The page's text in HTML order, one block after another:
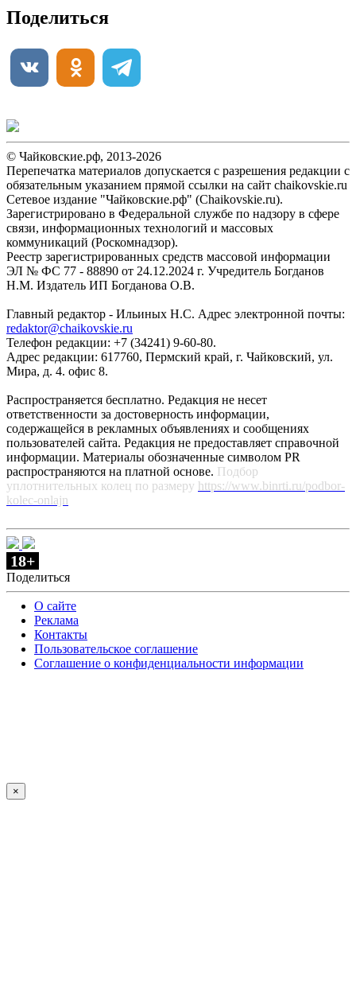
Поделиться
© Чайковские.рф, 2013-2026
Перепечатка материалов допускается с разрешения редакции с
обязательным указанием прямой ссылки на сайт chaikovskie.ru
Сетевое издание "Чайковские.рф" (Chaikovskie.ru).
Зарегистрировано в Федеральной службе по надзору в сфере
связи, информационных технологий и массовых
коммуникаций (Роскомнадзор).
Реестр зарегистрированных средств массовой информации
ЭЛ № ФС 77 - 88890 от 24.12.2024 г. Учредитель Богданов
Н.М. Издатель ИП Богданова О.В.
Главный редактор - Ильиных Н.С. Адрес электронной почты:
redaktor@chaikovskie.ru
Телефон редакции: +7 (34241) 9-60-80.
Адрес редакции: 617760, Пермский край, г. Чайковский, ул.
Мира, д. 4. офис 8.
Распространяется бесплатно. Редакция не несет
ответственности за достоверность информации,
содержащейся в рекламных объявлениях и сообщениях
пользователей сайта. Редакция не предоставляет справочной
информации. Материалы обозначенные символом PR
распространяются на платной основе. Подбор
уплотнительных колец по размеру https://www.binrti.ru/podbor-
kolec-onlajn
18+
Поделиться
О сайте
Реклама
Контакты
Пользовательское соглашение
Соглашение о конфиденциальности информации
×